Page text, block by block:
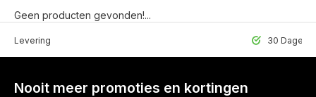
Geen producten gevonden!...
Levering 30 Dagen
Nooit meer promoties en kortingen